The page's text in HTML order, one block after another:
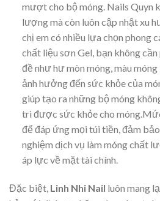
mượt cho bộ móng. Nails Quyn
lượng mà còn luôn cập nhật xu
chị em có nhiều lựa chọn phong
chất liệu sơn Gel, bạn không
đề như hư mòn móng, màu
ảnh hưởng đến sức khỏe của
giúp tạo ra những bộ móng
trì được sức khỏe cho
để đáp ứng mọi túi tiền, đảm
nghiệm dịch vụ làm móng chất
áp lực về mặt tài chính.
Đặc biệt, Linh Nhi Nail luôn mang